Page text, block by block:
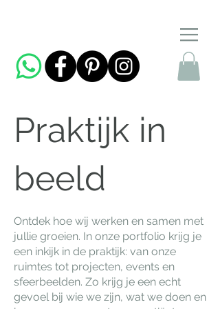
Praktijk in
beeld
Ontdek hoe wij werken en samen met
jullie groeien. In onze portfolio krijg je
een inkijk in de praktijk: van onze
ruimtes tot projecten, events en
sfeerbeelden. Zo krijg je een echt
gevoel bij wie we zijn, wat we doen en